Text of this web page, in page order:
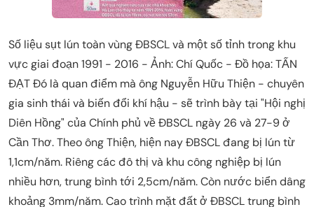
Số liệu sụt lún toàn vùng ĐBSCL và một số tỉnh trong khu
vực giai đoạn 1991 - 2016 - Ảnh: Chí Quốc - Đồ họa: TẤN
ĐẠT Đó là quan điểm mà ông Nguyễn Hữu Thiện - chuyên
gia sinh thái và biến đổi khí hậu - sẽ trình bày tại "Hội nghị
Diên Hồng" của Chính phủ về ĐBSCL ngày 26 và 27-9 ở
Cần Thơ. Theo ông Thiện, hiện nay ĐBSCL đang bị lún từ
1,1cm/năm. Riêng các đô thị và khu công nghiệp bị lún
nhiều hơn, trung bình tới 2,5cm/năm. Còn nước biển dâng
khoảng 3mm/năm. Cao trình mặt đất ở ĐBSCL trung bình